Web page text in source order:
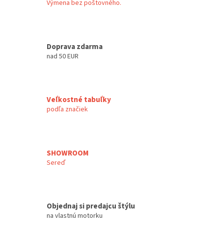
Výmena bez poštovného.
Doprava zdarma
nad 50 EUR
Veľkostné tabuľky
podľa značiek
SHOWROOM
Sereď
Objednaj si predajcu štýlu
na vlastnú motorku